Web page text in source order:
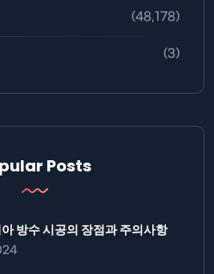
(48,178)
(3)
Posts
방수 시공의 장점과 주의사항